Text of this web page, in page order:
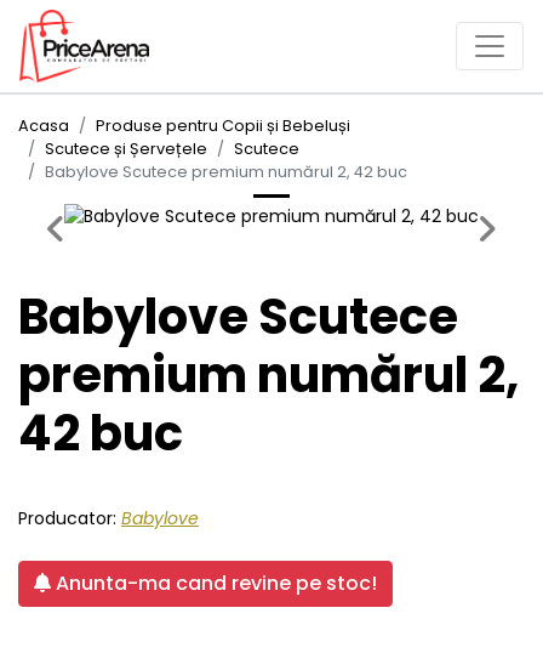
Acasa
Produse pentru Copii și Bebeluși
Scutece și Șervețele
Scutece
Babylove Scutece premium numărul 2, 42 buc
Previous Next
Babylove Scutece
premium numărul 2,
42 buc
Producator: Babylove
Anunta-ma cand revine pe stoc!